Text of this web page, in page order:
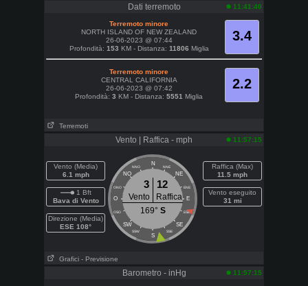
Dati terremoto 11:41:40
3.4
Terremoto minore
NORTH ISLAND OF NEW ZEALAND
26-06-2023 @ 07:44
Profondità: 153 KM - Distanza: 11806 Miglia
2.2
Terremoto minore
CENTRAL CALIFORNIA
26-06-2023 @ 07:42
Profondità: 3 KM - Distanza: 5551 Miglia
Terremoti
Vento | Raffica - mph 11:57:15
Vento (Media)
6.1 mph
1 Bft
Bava di Vento
Direzione (Media)
ESE 108°
N
NNO NNE
NO NE
ONO ENE
O E
OSO ESE
SW SE
SSW SSE
S
3 12
Vento
Raffica
169° S
Raffica (Max)
11.5 mph
Vento eseguito
31 mi
Grafici - Previsione
Barometro - inHg 11:57:15